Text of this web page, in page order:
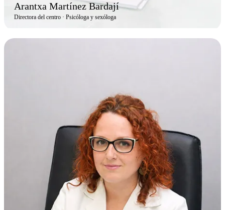
Arantxa Martínez Bardají
Directora del centro · Psicóloga y sexóloga